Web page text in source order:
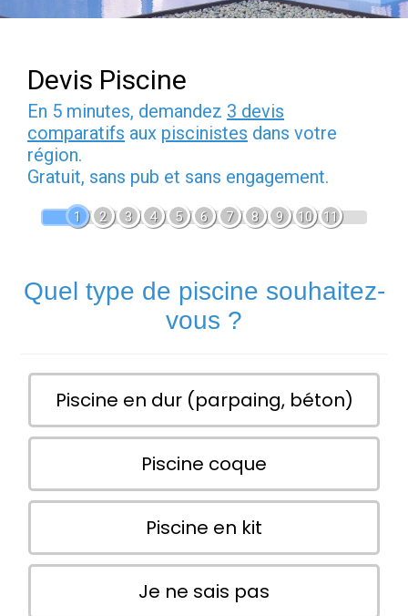
Devis Piscine
En 5 minutes, demandez 3 devis
comparatifs aux piscinistes dans votre
région.
Gratuit, sans pub et sans engagement.
1 2 3 4 5 6 7 8 9 10 11
Quel type de piscine souhaitez-
vous ?
Piscine en dur (parpaing, béton)
Piscine coque
Piscine en kit
Je ne sais pas